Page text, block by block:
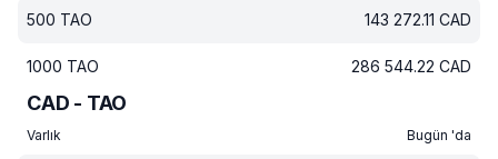
500 TAO 143 272.11 CAD
1000 TAO 286 544.22 CAD
CAD - TAO
Varlık Bugün 'da